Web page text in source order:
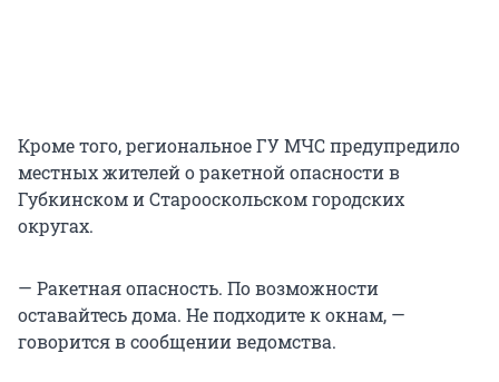
Кроме того, региональное ГУ МЧС предупредило
местных жителей о ракетной опасности в
Губкинском и Старооскольском городских
округах.
— Ракетная опасность. По возможности
оставайтесь дома. Не подходите к окнам, —
говорится в сообщении ведомства.